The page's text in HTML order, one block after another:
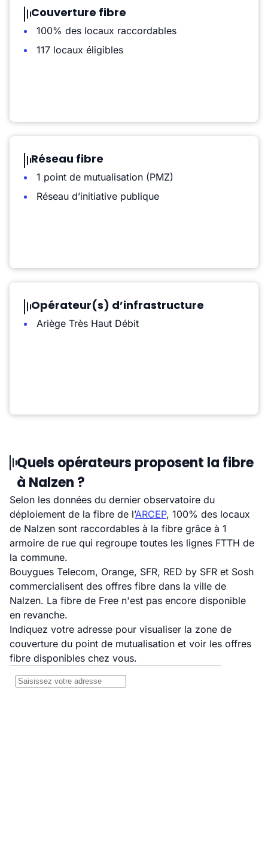
Couverture fibre
100% des locaux raccordables
117 locaux éligibles
Réseau fibre
1 point de mutualisation (PMZ)
Réseau d’initiative publique
Opérateur(s) d’infrastructure
Ariège Très Haut Débit
Quels opérateurs proposent la fibre
à Nalzen ?
Selon les données du dernier observatoire du
déploiement de la fibre de l’ARCEP, 100% des locaux
de Nalzen sont raccordables à la fibre grâce à 1
armoire de rue qui regroupe toutes les lignes FTTH de
la commune.
Bouygues Telecom, Orange, SFR, RED by SFR et Sosh
commercialisent des offres fibre dans la ville de
Nalzen. La fibre de Free n'est pas encore disponible
en revanche.
Indiquez votre adresse pour visualiser la zone de
couverture du point de mutualisation et voir les offres
fibre disponibles chez vous.